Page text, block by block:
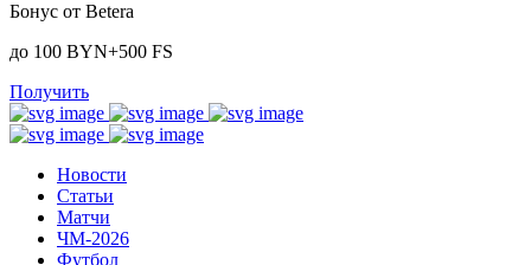
Бонус от Betera
до 100 BYN+500 FS
Получить
Новости
Статьи
Матчи
ЧМ-2026
Футбол